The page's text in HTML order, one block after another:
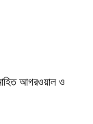
আগরওয়াল ও